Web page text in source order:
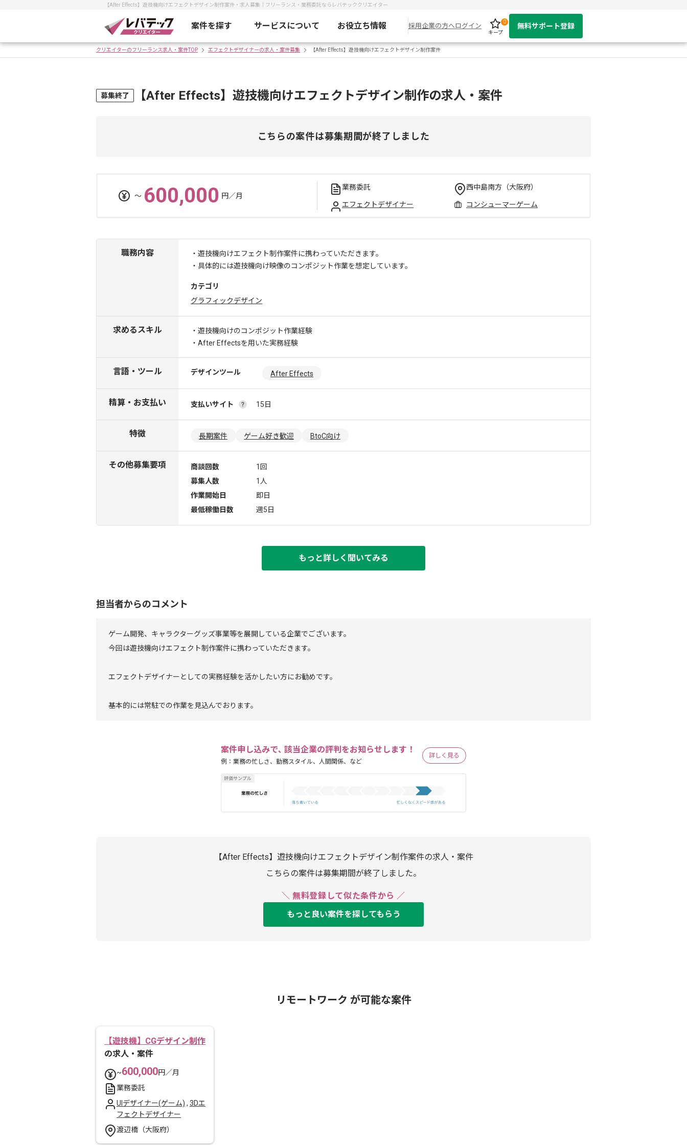
【After Effects】遊技機向けエフェクトデザイン制作案件・求人募集｜フリーランス・業務委託ならレバテッククリエイター
案件を探す サービスについて お役立ち情報 採用企業の方へログイン
キープ
0
無料サポート登録
クリエイターのフリーランス求人・案件TOP エフェクトデザイナーの求人・案件募集 【After Effects】遊技機向けエフェクトデザイン制作案件
募集終了 【After Effects】遊技機向けエフェクトデザイン制作の求人・案件
こちらの案件は募集期間が終了しました
〜 600,000 円／月
業務委託 西中島南方（大阪府）
エフェクトデザイナー コンシューマーゲーム
職務内容
・遊技機向けエフェクト制作案件に携わっていただきます。
・具体的には遊技機向け映像のコンポジット作業を想定しています。
カテゴリ
グラフィックデザイン
求めるスキル
・遊技機向けのコンポジット作業経験
・After Effectsを用いた実務経験
言語・ツール デザインツール After Effects
精算・お支払い 支払いサイト 15日
特徴 長期案件 ゲーム好き歓迎 BtoC向け
その他募集要項 商談回数
1回
募集人数
1人
作業開始日
即日
最低稼働日数
週5日
もっと詳しく聞いてみる
担当者からのコメント
ゲーム開発、キャラクターグッズ事業等を展開している企業でございます。
今回は遊技機向けエフェクト制作案件に携わっていただきます。
エフェクトデザイナーとしての実務経験を活かしたい方にお勧めです。
基本的には常駐での作業を見込んでおります。
案件申し込みで､ 該当企業の評判をお知らせします！
例：業務の忙しさ、勤務スタイル、人間関係、など
詳しく見る
【After Effects】遊技機向けエフェクトデザイン制作案件の求人・案件
こちらの案件は募集期間が終了しました。
＼ 無料登録して似た条件から ／
もっと良い案件を探してもらう
リモートワーク が可能な案件
【遊技機】CGデザイン制作
の求人・案件
~600,000円／月
業務委託
UIデザイナー(ゲーム) , 3Dエ
フェクトデザイナー
渡辺橋（大阪府）